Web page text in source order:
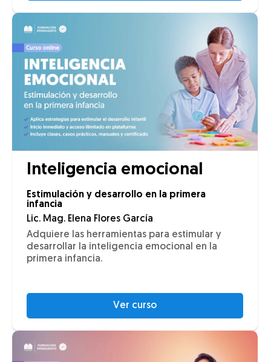
Inteligencia emocional
Estimulación y desarrollo en la primera
infancia
Lic. Mag. Elena Flores García
Adquiere las herramientas para estimular y
desarrollar la inteligencia emocional en la
primera infancia.
Ver curso